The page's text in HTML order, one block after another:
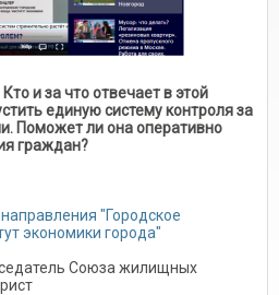
и за что отвечает в этой
единую систему контроля за
Поможет ли она оперативно
граждан?
"Городское
экономики города"
Союза жилищных